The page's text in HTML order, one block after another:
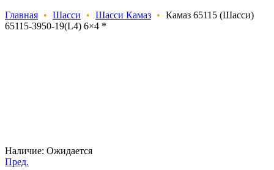
Главная • Шасси • Шасси Камаз • Камаз 65115 (Шасси)
65115-3950-19(L4) 6×4 *
Наличие: Ожидается
Пред.